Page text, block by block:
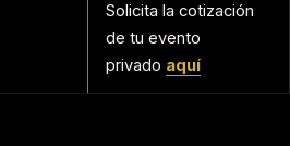
Solicita la cotización
de tu evento
privado aquí